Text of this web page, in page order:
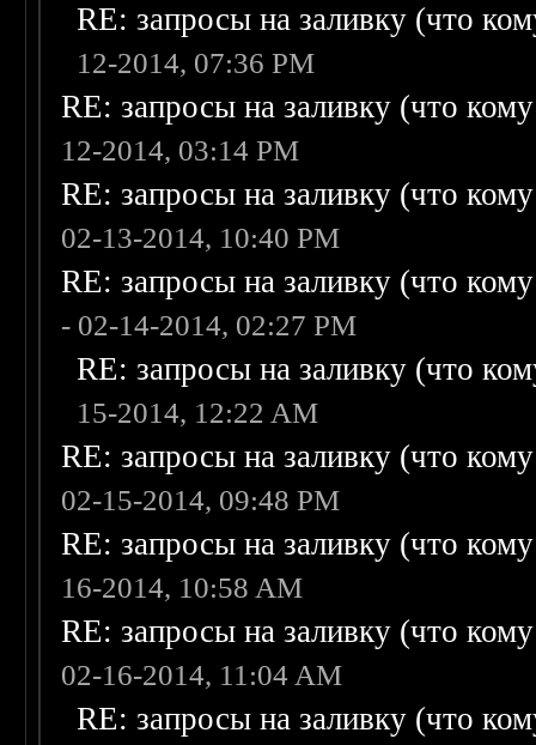
RE: запросы на заливку (что
12-2014, 07:36 PM
RE: запросы на заливку (что
12-2014, 03:14 PM
RE: запросы на заливку (что
02-13-2014, 10:40 PM
RE: запросы на заливку (что
- 02-14-2014, 02:27 PM
RE: запросы на заливку (что
15-2014, 12:22 AM
RE: запросы на заливку (что
02-15-2014, 09:48 PM
RE: запросы на заливку (что
16-2014, 10:58 AM
RE: запросы на заливку (что
02-16-2014, 11:04 AM
RE: запросы на заливку (что